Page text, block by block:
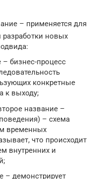
– применяется для
разработки новых
бизнес-процесс
конкретные
к выходу;
название –
– схема
временных
что происходит
внутренних и
– демонстрирует